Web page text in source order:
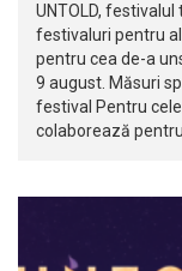
UNTOLD,
festivaluri pentru
pentru cea de-a
9 august. Măsuri
festival Pentru
colaborează